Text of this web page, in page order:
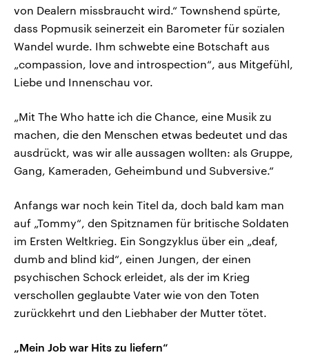
von Dealern missbraucht wird.“ Townshend spürte,
dass Popmusik seinerzeit ein Barometer für sozialen
Wandel wurde. Ihm schwebte eine Botschaft aus
„compassion, love and introspection“, aus Mitgefühl,
Liebe und Innenschau vor.
„Mit The Who hatte ich die Chance, eine Musik zu
machen, die den Menschen etwas bedeutet und das
ausdrückt, was wir alle aussagen wollten: als Gruppe,
Gang, Kameraden, Geheimbund und Subversive.“
Anfangs war noch kein Titel da, doch bald kam man
auf „Tommy“, den Spitznamen für britische Soldaten
im Ersten Weltkrieg. Ein Songzyklus über ein „deaf,
dumb and blind kid“, einen Jungen, der einen
psychischen Schock erleidet, als der im Krieg
verschollen geglaubte Vater wie von den Toten
zurückkehrt und den Liebhaber der Mutter tötet.
„Mein Job war Hits zu liefern“